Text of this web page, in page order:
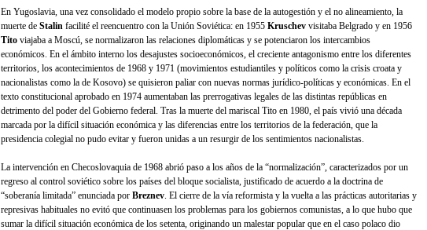
En Yugoslavia, una vez consolidado el modelo propio sobre la base de la autogestión y el no alineamiento, la
muerte de Stalin facilité el reencuentro con la Unión Soviética: en 1955 Kruschev visita­ba Belgrado y en 1956
Tito viajaba a Moscú, se normalizaron las relacio­nes diplomáticas y se potenciaron los inter­cambios
económicos. En el ámbito interno los desajustes socioeconómicos, el creciente antagonismo entre los diferentes
territorios, los aconteci­mientos de 1968 y 1971 (movimientos estu­diantiles y políticos como la crisis croata y
nacionalistas como la de Kosovo) se quisieron paliar con nuevas nor­mas jurídico-políticas y económicas. En el
texto constitucional aprobado en 1974 aumentaban las prerrogativas legales de las distintas repúblicas en
detrimento del poder del Gobierno federal. Tras la muerte del mariscal Tito en 1980, el país vivió una década
marcada por la difícil situación económica y las diferencias entre los territorios de la federación, que la
presidencia colegial no pudo evitar y fueron unidas a un resurgir de los sentimientos nacionalistas.
La intervención en Checoslovaquia de 1968 abrió paso a los años de la “normalización”, caracterizados por un
regreso al control soviético sobre los países del bloque socialista, justificado de acuerdo a la doctrina de
“soberanía limitada” enunciada por Breznev . El cierre de la vía reformista y la vuelta a las prácticas autoritarias y
represivas habituales no evitó que continuasen los problemas para los gobiernos comunistas, a lo que hubo que
sumar la difícil situación económica de los setenta, originando un malestar popular que en el caso polaco dio